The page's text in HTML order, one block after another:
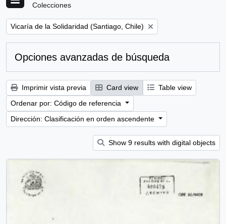
Colecciones
Remove filter:
Vicaría de la Solidaridad (Santiago, Chile)
Opciones avanzadas de búsqueda
Imprimir vista previa Card view
Table view
Ordenar por: Código de referencia
Dirección: Clasificación en orden ascendente
Show 9 results with digital objects